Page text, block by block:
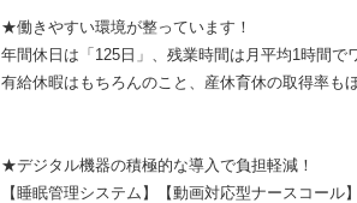
★働きやすい環境が整っています！
年間休日は「125日」、残業時間は月平均1時間で
有給休暇はもちろんのこと、産休育休の取得率も
★デジタル機器の積極的な導入で負担軽減！
【睡眠管理システム】【動画対応型ナースコー